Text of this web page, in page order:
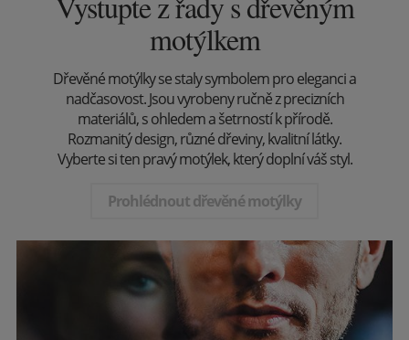
motýlkem
Dřevěné motýlky se staly symbolem pro eleganci a
nadčasovost. Jsou vyrobeny ručně z precizních
materiálů, s ohledem a šetrností k přírodě.
Rozmanitý design, různé dřeviny, kvalitní látky.
Vyberte si ten pravý motýlek, který doplní váš styl.
Prohlédnout dřevěné motýlky